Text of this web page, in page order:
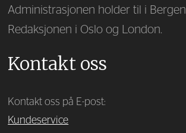
Administrasjonen holder til i
Redaksjonen i Oslo og London.
Kontakt oss
Kontakt oss på E-post:
Kundeservice